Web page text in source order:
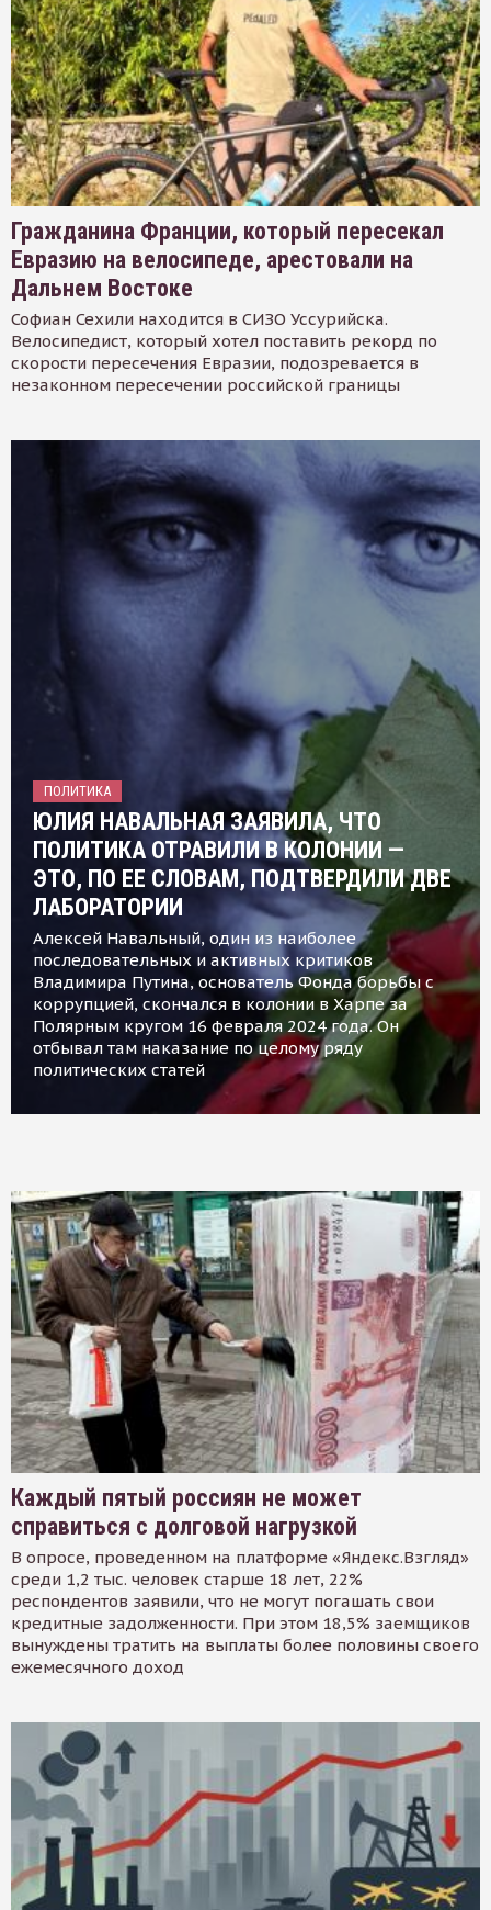
Гражданина Франции, который пересекал
Евразию на велосипеде, арестовали на
Дальнем Востоке
Софиан Сехили находится в СИЗО Уссурийска.
Велосипедист, который хотел поставить рекорд по
скорости пересечения Евразии, подозревается в
незаконном пересечении российской границы
ПОЛИТИКА
ЮЛИЯ НАВАЛЬНАЯ ЗАЯВИЛА, ЧТО
ПОЛИТИКА ОТРАВИЛИ В КОЛОНИИ —
ЭТО, ПО ЕЕ СЛОВАМ, ПОДТВЕРДИЛИ ДВЕ
ЛАБОРАТОРИИ
Алексей Навальный, один из наиболее
последовательных и активных критиков
Владимира Путина, основатель Фонда борьбы с
коррупцией, скончался в колонии в Харпе за
Полярным кругом 16 февраля 2024 года. Он
отбывал там наказание по целому ряду
политических статей
Каждый пятый россиян не может
справиться с долговой нагрузкой
В опросе, проведенном на платформе «Яндекс.Взгляд»
среди 1,2 тыс. человек старше 18 лет, 22%
респондентов заявили, что не могут погашать свои
кредитные задолженности. При этом 18,5% заемщиков
вынуждены тратить на выплаты более половины своего
ежемесячного доход